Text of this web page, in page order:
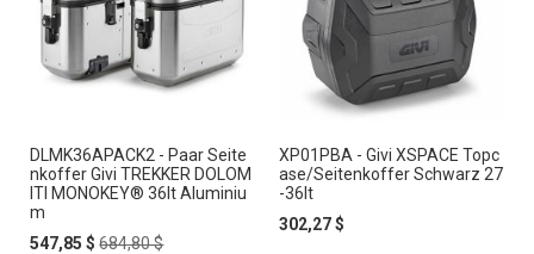
DLMK36APACK2 - Paar Seite
nkoffer Givi TREKKER DOLOM
ITI MONOKEY® 36lt Aluminiu
m
Special
547,85 $ Regular
684,80 $
XP01PBA - Givi XSPACE Topc
ase/Seitenkoffer Schwarz 27
-36lt
302,27 $